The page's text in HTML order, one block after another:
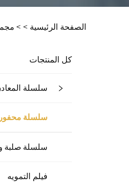
الصفحة الرئيسية > >
كل المنتجات
سلسلة
سلسلة
سلسلة صلبة
فيلم التمويه